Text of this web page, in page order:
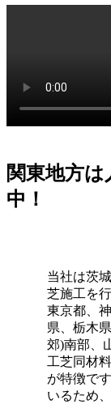
ます。まずは無
洗いも可能なた
素材の特性上、
することには注
めるお庭作りを
2026.6.24
人工芝の最大の
点にあります。
機でゴミを吸い
料を与えたり、
ありません。常
関東地方
中！
当社は茨
芝施工を
東京都、
県、栃木
郊)南部、
工芝同材
が特徴で
いるため